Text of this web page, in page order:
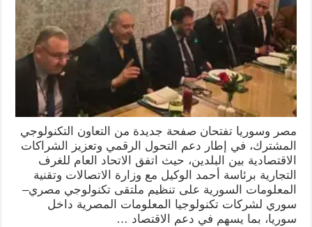
مصر وسوريا تفتحان صفحة جديدة من التعاون التكنولوجي
المشترك، في إطار دعم التحول الرقمي وتعزيز الشراكات
الاقتصادية بين البلدين، حيث اتفق الاتحاد العام للغرف
التجارية برئاسة أحمد الوكيل مع وزارة الاتصالات وتقنية
المعلومات السورية على تنظيم ملتقى تكنولوجي مصري–
سوري لشركات تكنولوجيا المعلومات المصرية داخل
سوريا، بما يسهم في دعم الاقتصاد …